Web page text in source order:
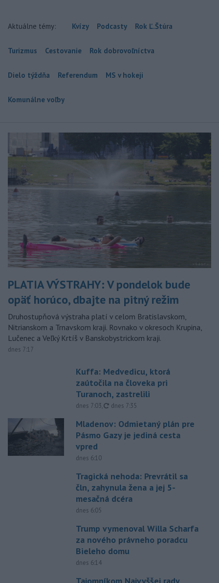
Aktuálne témy: Kvízy Podcasty Rok Ľ.Štúra
Turizmus Cestovanie Rok dobrovoľníctva
Dielo týždňa Referendum MS v hokeji
Komunálne voľby
PLATIA VÝSTRAHY: V pondelok bude
opäť horúco, dbajte na pitný režim
Druhostupňová výstraha platí v celom Bratislavskom,
Nitrianskom a Trnavskom kraji. Rovnako v okresoch Krupina,
Lučenec a Veľký Krtíš v Banskobystrickom kraji.
dnes 7:17
Kuffa: Medvedicu, ktorá
zaútočila na človeka pri
Turanoch, zastrelili
dnes 7:03, aktualizované
dnes 7:35
Mladenov: Odmietaný plán pre
Pásmo Gazy je jediná cesta
vpred
dnes 6:10
Tragická nehoda: Prevrátil sa
čln, zahynula žena a jej 5-
mesačná dcéra
dnes 6:05
Trump vymenoval Willa Scharfa
za nového právneho poradcu
Bieleho domu
dnes 6:14